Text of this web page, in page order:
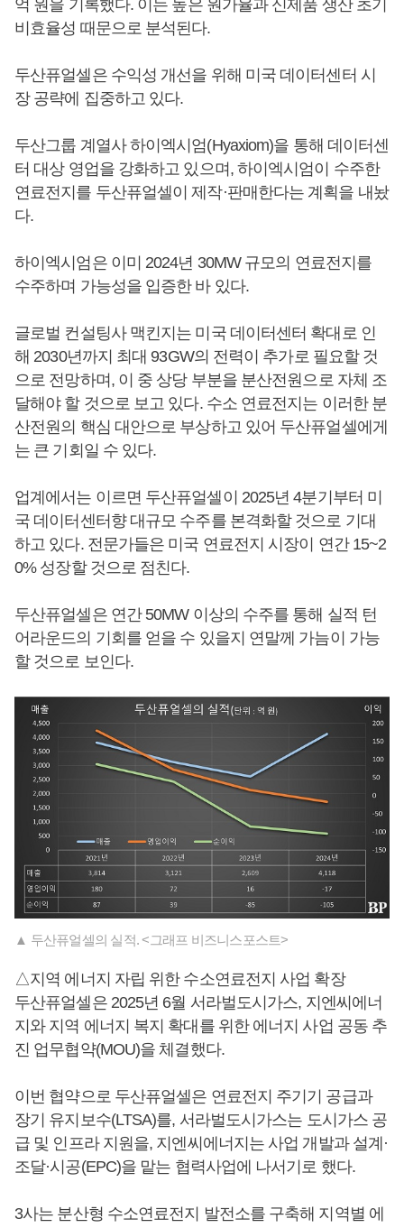
억 원을 기록했다. 이는 높은 원가율과 신제품 생산 초기
비효율성 때문으로 분석된다.
두산퓨얼셀은 수익성 개선을 위해 미국 데이터센터 시
장 공략에 집중하고 있다.
두산그룹 계열사 하이엑시엄(Hyaxiom)을 통해 데이터센
터 대상 영업을 강화하고 있으며, 하이엑시엄이 수주한
연료전지를 두산퓨얼셀이 제작·판매한다는 계획을 내놨
다.
하이엑시엄은 이미 2024년 30MW 규모의 연료전지를
수주하며 가능성을 입증한 바 있다.
글로벌 컨설팅사 맥킨지는 미국 데이터센터 확대로 인
해 2030년까지 최대 93GW의 전력이 추가로 필요할 것
으로 전망하며, 이 중 상당 부분을 분산전원으로 자체 조
달해야 할 것으로 보고 있다. 수소 연료전지는 이러한 분
산전원의 핵심 대안으로 부상하고 있어 두산퓨얼셀에게
는 큰 기회일 수 있다.
업계에서는 이르면 두산퓨얼셀이 2025년 4분기부터 미
국 데이터센터향 대규모 수주를 본격화할 것으로 기대
하고 있다. 전문가들은 미국 연료전지 시장이 연간 15~2
0% 성장할 것으로 점친다.
두산퓨얼셀은 연간 50MW 이상의 수주를 통해 실적 턴
어라운드의 기회를 얻을 수 있을지 연말께 가늠이 가능
할 것으로 보인다.
▲ 두산퓨얼셀의 실적. <그래프 비즈니스포스트>
△지역 에너지 자립 위한 수소연료전지 사업 확장
두산퓨얼셀은 2025년 6월 서라벌도시가스, 지엔씨에너
지와 지역 에너지 복지 확대를 위한 에너지 사업 공동 추
진 업무협약(MOU)을 체결했다.
이번 협약으로 두산퓨얼셀은 연료전지 주기기 공급과
장기 유지보수(LTSA)를, 서라벌도시가스는 도시가스 공
급 및 인프라 지원을, 지엔씨에너지는 사업 개발과 설계·
조달·시공(EPC)을 맡는 협력사업에 나서기로 했다.
3사는 분산형 수소연료전지 발전소를 구축해 지역별 에